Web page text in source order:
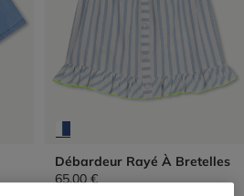
Débardeur Rayé À Bretelles
65,00 €